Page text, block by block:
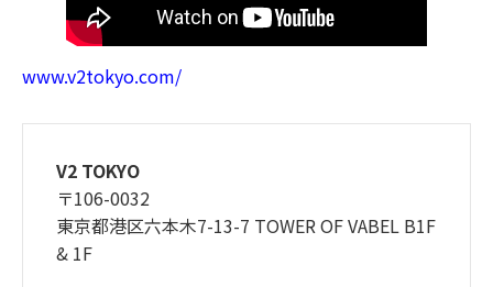
www.v2tokyo.com/
V2 TOKYO
〒106-0032
東京都港区六本木7-13-7 TOWER OF VABEL B1F
& 1F